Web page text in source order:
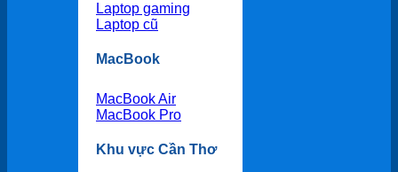
Laptop gaming
Laptop cũ
MacBook
MacBook Air
MacBook Pro
Khu vực Cần Thơ